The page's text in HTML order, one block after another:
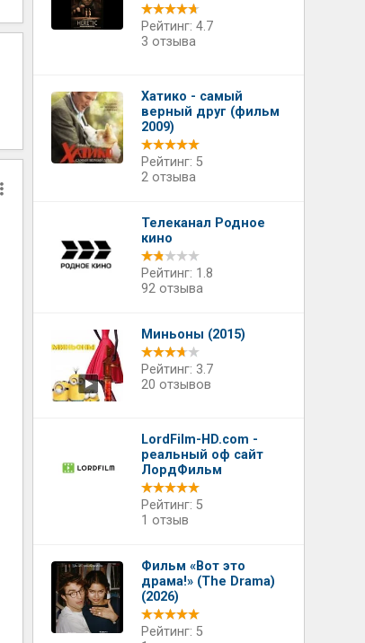
Рейтинг: 4.7
3 отзыва
Хатико - самый
верный друг (фильм
2009)
Рейтинг: 5
2 отзыва
Телеканал Родное
кино
Рейтинг: 1.8
92 отзыва
Миньоны (2015)
Рейтинг: 3.7
20 отзывов
LordFilm-HD.com -
реальный оф сайт
ЛордФильм
Рейтинг: 5
1 отзыв
Фильм «Вот это
драма!» (The Drama)
(2026)
Рейтинг: 5